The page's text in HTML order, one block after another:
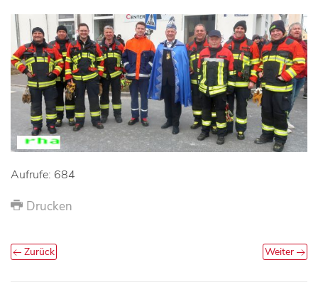
Aufrufe: 684
Drucken
Zurück Weiter